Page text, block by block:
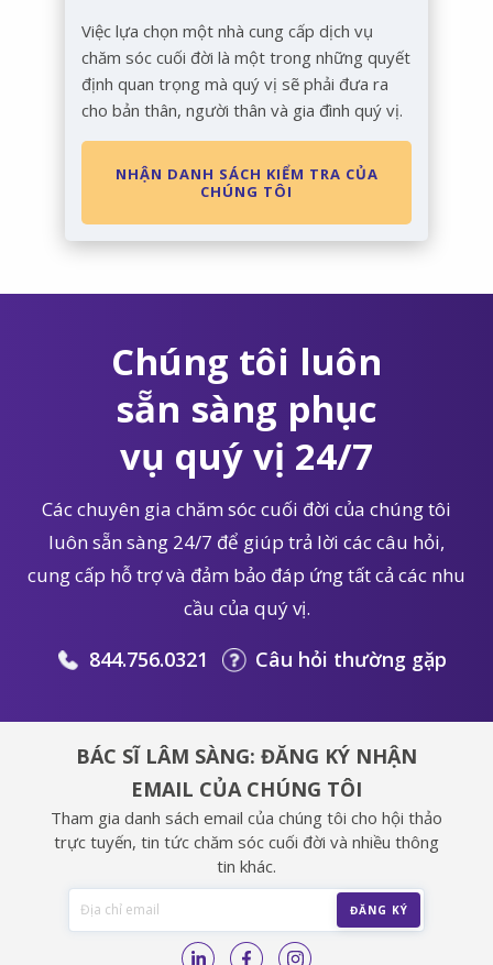
Việc lựa chọn một nhà cung cấp dịch vụ
chăm sóc cuối đời là một trong những quyết
định quan trọng mà quý vị sẽ phải đưa ra
cho bản thân, người thân và gia đình quý vị.
NHẬN DANH SÁCH KIỂM TRA CỦA
CHÚNG TÔI
Chúng tôi luôn
sẵn sàng phục
vụ quý vị 24/7
Các chuyên gia chăm sóc cuối đời của chúng tôi
luôn sẵn sàng 24/7 để giúp trả lời các câu hỏi,
cung cấp hỗ trợ và đảm bảo đáp ứng tất cả các nhu
cầu của quý vị.
844.756.0321 Câu hỏi thường gặp
BÁC SĨ LÂM SÀNG: ĐĂNG KÝ NHẬN
EMAIL CỦA CHÚNG TÔI
Tham gia danh sách email của chúng tôi cho hội thảo
trực tuyến, tin tức chăm sóc cuối đời và nhiều thông
tin khác.